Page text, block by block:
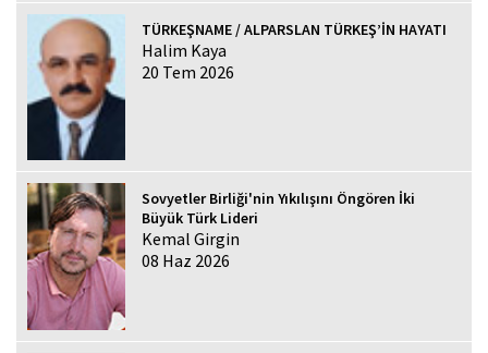
TÜRKEŞNAME / ALPARSLAN TÜRKEŞ’İN HAYATI
Halim Kaya
20 Tem 2026
Sovyetler Birliği'nin Yıkılışını Öngören İki
Büyük Türk Lideri
Kemal Girgin
08 Haz 2026